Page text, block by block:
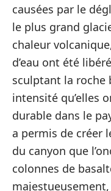
causées par le
le plus grand
chaleur
d’eau ont été
sculptant la roche
intensité qu’elles
durable dans le
a permis de créer
du canyon que
colonnes de